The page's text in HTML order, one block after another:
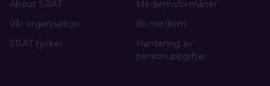
About SRAT
Vår organisation
SRAT tycker
Medlemsförmåner
Bli medlem
Hantering av
personuppgifter